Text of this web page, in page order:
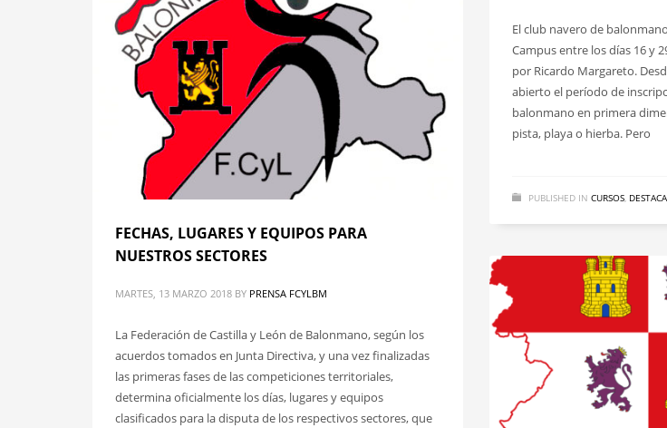
El club navero de
Campus entre los días 16 y
por Ricardo Margareto.
abierto el período de
balonmano en primera
pista, playa o hierba. Pero
PUBLISHED IN CURSOS,
FECHAS, LUGARES Y EQUIPOS PARA
NUESTROS SECTORES
MARTES, 13 MARZO 2018 BY PRENSA FCYLBM
La Federación de Castilla y León de Balonmano, según los
acuerdos tomados en Junta Directiva, y una vez finalizadas
las primeras fases de las competiciones territoriales,
determina oficialmente los días, lugares y equipos
clasificados para la disputa de los respectivos sectores, que